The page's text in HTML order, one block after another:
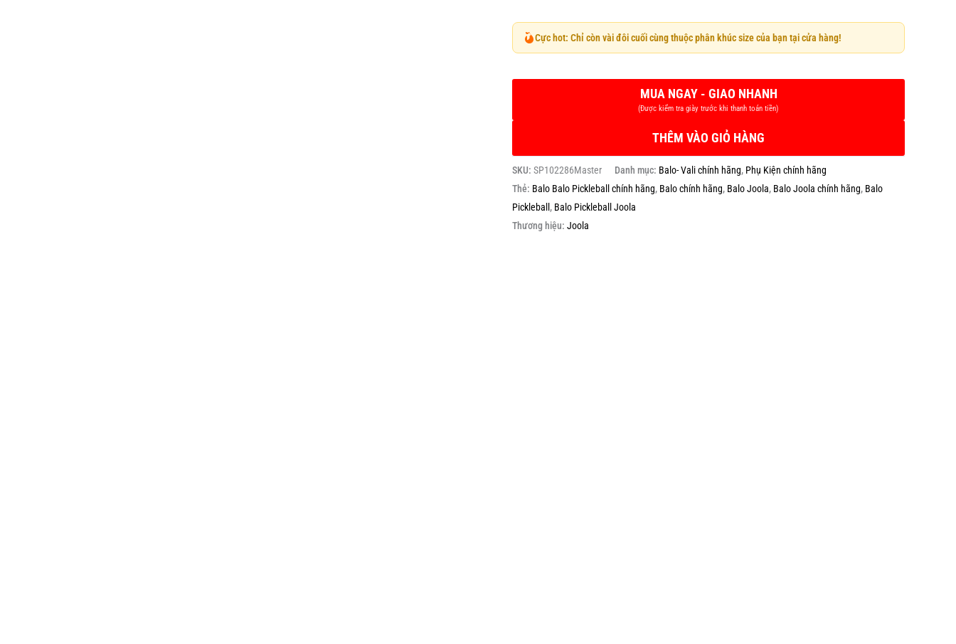
Cực hot: Chỉ còn vài đôi cuối cùng thuộc phân khúc size của bạn tại cửa hàng!
THÊM VÀO GIỎ HÀNG
SKU: SP102286Master Danh mục: Balo- Vali chính hãng, Phụ Kiện chính hãng
Thẻ: Balo Balo Pickleball chính hãng, Balo chính hãng, Balo Joola, Balo Joola chính hãng, Balo
Pickleball , Balo Pickleball Joola
Thương hiệu: Joola